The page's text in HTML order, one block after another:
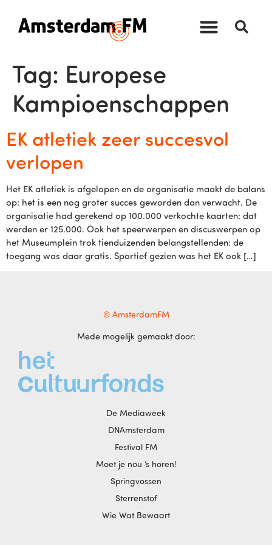
Tag: Europese
Kampioenschappen
EK atletiek zeer succesvol
verlopen
Het EK atletiek is afgelopen en de organisatie maakt de balans
op: het is een nog groter succes geworden dan verwacht. De
organisatie had gerekend op 100.000 verkochte kaarten: dat
werden er 125.000. Ook het speerwerpen en discuswerpen op
het Museumplein trok tienduizenden belangstellenden: de
toegang was daar gratis. Sportief gezien was het EK ook […]
© AmsterdamFM
Mede mogelijk gemaakt door:
De Mediaweek
DNAmsterdam
Festival FM
Moet je nou ‘s horen!
Springvossen
Sterrenstof
Wie Wat Bewaart